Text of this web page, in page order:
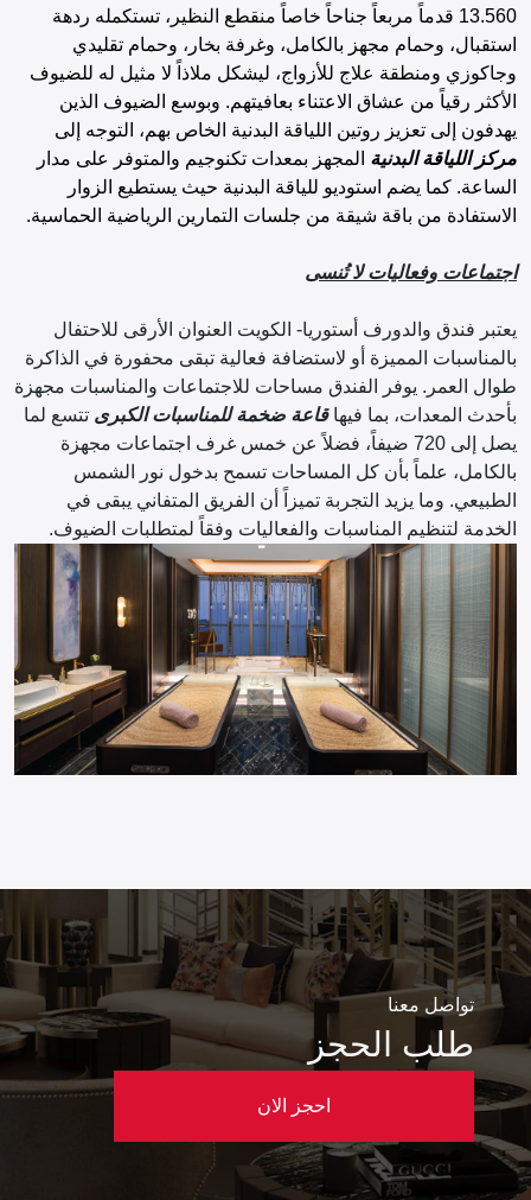
13.560 قدماً مربعاً جناحاً خاصاً منقطع النظير، تستكمله ردهة
استقبال، وحمام مجهز بالكامل، وغرفة بخار، وحمام تقليدي
وجاكوزي ومنطقة علاج للأزواج، ليشكل ملاذاً لا مثيل له للضيوف
الأكثر رقياً من عشاق الاعتناء بعافيتهم. وبوسع الضيوف الذين
يهدفون إلى تعزيز روتين اللياقة البدنية الخاص بهم، التوجه إلى
مركز اللياقة البدنية المجهز بمعدات تكنوجيم والمتوفر على مدار
الساعة. كما يضم استوديو للياقة البدنية حيث يستطيع الزوار
الاستفادة من باقة شيقة من جلسات التمارين الرياضية الحماسية.
اجتماعات وفعاليات لا تُنسى
يعتبر فندق والدورف أستوريا- الكويت العنوان الأرقى للاحتفال
بالمناسبات المميزة أو لاستضافة فعالية تبقى محفورة في الذاكرة
طوال العمر. يوفر الفندق مساحات للاجتماعات والمناسبات مجهزة
بأحدث المعدات، بما فيهاقاعة ضخمة للمناسبات الكبرى تتسع لما
يصل إلى 720 ضيفاً، فضلاً عن خمس غرف اجتماعات مجهزة
بالكامل، علماً بأن كل المساحات تسمح بدخول نور الشمس
الطبيعي. وما يزيد التجربة تميزاً أن الفريق المتفاني يبقى في
الخدمة لتنظيم المناسبات والفعاليات وفقاً لمتطلبات الضيوف.
تواصل معنا
طلب الحجز
احجز الان